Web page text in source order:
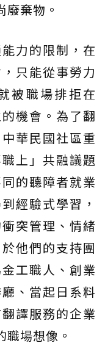
棄物。
力的限制，在
只能從事勞力
被職場排拒在
機會。為了翻
華民國社區重
上」共融議題
的聽障者就業
經驗式學習，
突管理、情緒
他們的支持團
工職人、創業
、當起日系料
譯服務的企業
場想像。